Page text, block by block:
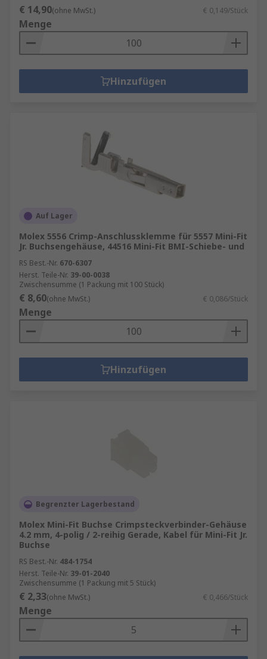
€ 14,90(ohne MwSt.) € 0,149/Stück
Menge
Hinzufügen
Auf Lager
Molex 5556 Crimp-Anschlussklemme für 5557 Mini-Fit
Jr. Buchsengehäuse, 44516 Mini-Fit BMI-Schiebe- und
RS Best.-Nr. 670-6307
Herst. Teile-Nr. 39-00-0038
Zwischensumme (1 Packung mit 100 Stück)
€ 8,60(ohne MwSt.) € 0,086/Stück
Menge
Hinzufügen
Begrenzter Lagerbestand
Molex Mini-Fit Buchse Crimpsteckverbinder-Gehäuse
4.2 mm, 4-polig / 2-reihig Gerade, Kabel für Mini-Fit Jr.
Buchse
RS Best.-Nr. 484-1754
Herst. Teile-Nr. 39-01-2040
Zwischensumme (1 Packung mit 5 Stück)
€ 2,33(ohne MwSt.) € 0,466/Stück
Menge